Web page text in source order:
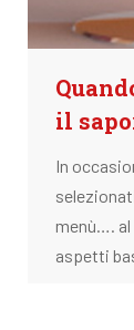
il
In
menù…. al
aspetti